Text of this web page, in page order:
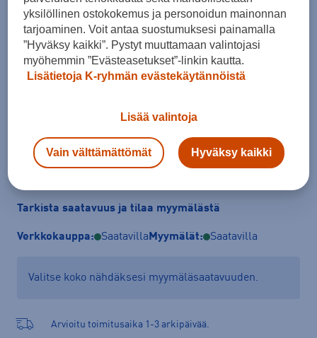
Koko
XS S M L XL XXL
Kokotaulukko
Lisää ostoskoriin
Tarkista saatavuus ja tilaa myymälästä
Verkkokauppa: Saatavilla Myymälät: Saatavilla
Valitse koko nähdäksesi myymäläsaatavuuden.
Arvioitu toimitusaika 1-3 arkipäivää.
yksilöllinen ostokokemus ja personoidun mainonnan
tarjoaminen. Voit antaa suostumuksesi painamalla
”Hyväksy kaikki”. Pystyt muuttamaan valintojasi
myöhemmin ”Evästeasetukset”-linkin kautta.
Lisätietoja K-ryhmän evästekäytännöistä
Lisää valintoja
Vain välttämättömät Hyväksy kaikki